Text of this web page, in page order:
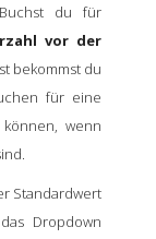
du für
vor der
bekommst du
für eine
wenn
Standardwert
Dropdown